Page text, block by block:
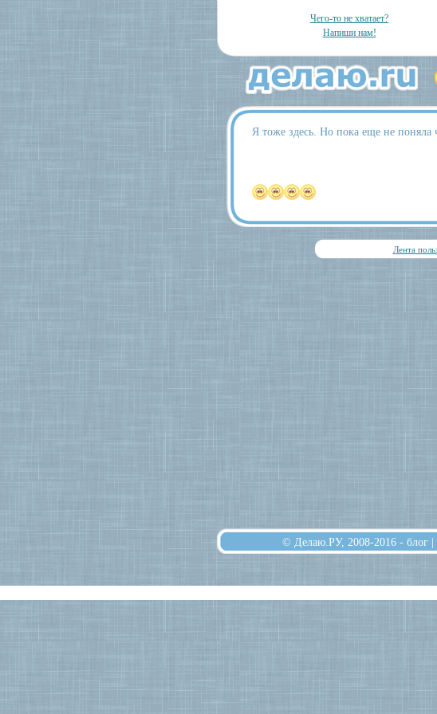
Чего-то не хватает?
Напиши нам!
Я тоже здесь. Но пока еще не поняла
Лента
© Делаю.РУ, 2008-2016 - блог |